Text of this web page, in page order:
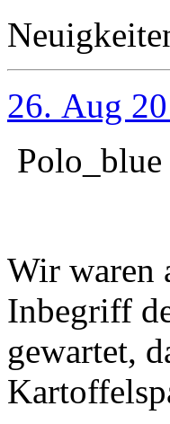
26. Aug
Polo_blue
Wir waren
Inbegriff
gewartet,